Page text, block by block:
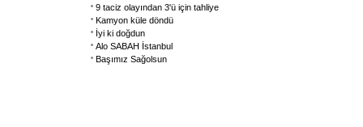
9 taciz olayından 3'ü için tahliye
Kamyon küle döndü
İyi ki doğdun
Alo SABAH İstanbul
Başımız Sağolsun